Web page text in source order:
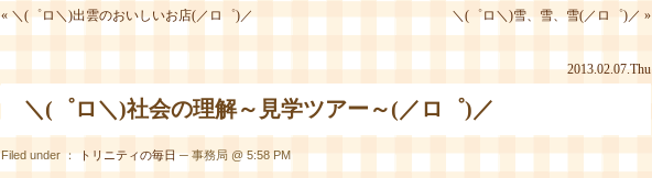
ひたむきBLOLOG
«＼(゜ロ＼)出雲のおいしいお店(／ロ゜)／ ＼(゜ロ＼)雪、雪、雪(／ロ゜)／ »
2013.02.07.Thu
＼(゜ロ＼)社会の理解～見学ツアー～(／ロ゜)／
Filed under ：トリニティの毎日─ 事務局 @ 5:58 PM